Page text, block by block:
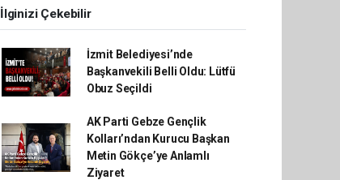
İlginizi Çekebilir
İzmit Belediyesi’nde
Başkanvekili Belli Oldu: Lütfü
Obuz Seçildi
AK Parti Gebze Gençlik
Kolları’ndan Kurucu Başkan
Metin Gökçe’ye Anlamlı
Ziyaret